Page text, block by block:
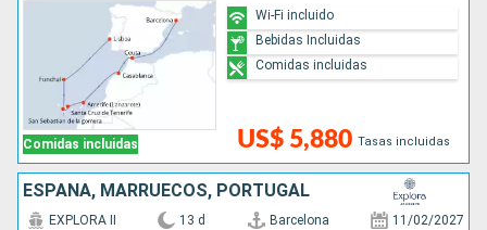
Comidas incluidas US$ 5,880 Tasas incluidas
Wi-Fi incluido
Bebidas Incluidas
Comidas incluidas
ESPAÑA, MARRUECOS, PORTUGAL
EXPLORA II 13 d Barcelona 11/02/2027